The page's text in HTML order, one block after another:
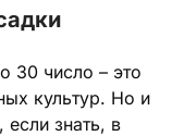
30 число – это
культур. Но и
знать, в